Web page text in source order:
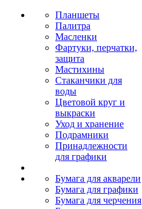
Планшеты
Палитра
Масленки
Фартуки, перчатки,
защита
Мастихины
Стаканчики для
воды
Цветовой круг и
выкраски
Уход и хранение
Подрамники
Принадлежности
для графики
Бумага для акварели
Бумага для графики
Бумага для черчения